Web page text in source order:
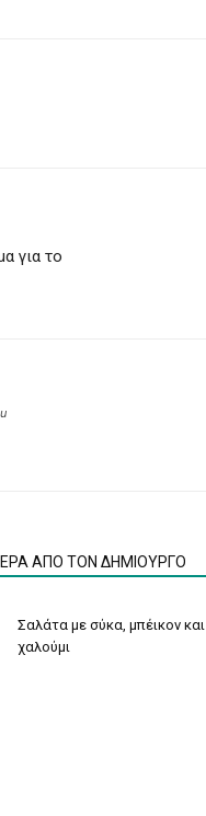
για το
ΑΠΟ ΤΟΝ ΔΗΜΙΟΥΡΓΟ
Σαλάτα με σύκα, μπέικον και
χαλούμι